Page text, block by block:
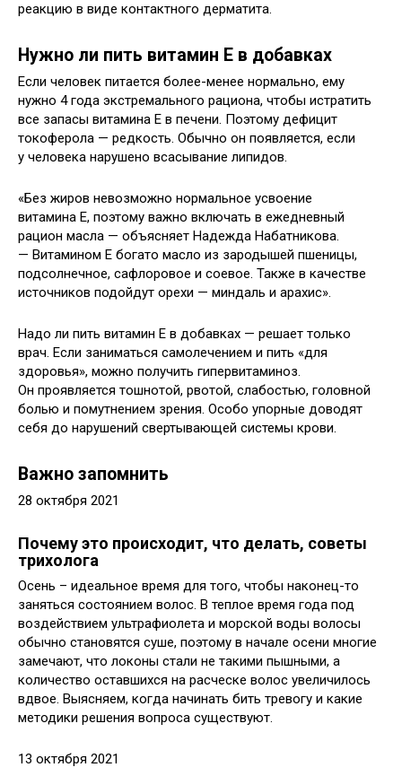
реакцию в виде контактного дерматита.
Нужно ли пить витамин Е в добавках
Если человек питается более-менее нормально, ему
нужно 4 года экстремального рациона, чтобы истратить
все запасы витамина Е в печени. Поэтому дефицит
токоферола — редкость. Обычно он появляется, если
у человека нарушено всасывание липидов.
«Без жиров невозможно нормальное усвоение
витамина Е, поэтому важно включать в ежедневный
рацион масла — объясняет Надежда Набатникова.
— Витамином Е богато масло из зародышей пшеницы,
подсолнечное, сафлоровое и соевое. Также в качестве
источников подойдут орехи — миндаль и арахис».
Надо ли пить витамин Е в добавках — решает только
врач. Если заниматься самолечением и пить «для
здоровья», можно получить гипервитаминоз.
Он проявляется тошнотой, рвотой, слабостью, головной
болью и помутнением зрения. Особо упорные доводят
себя до нарушений свертывающей системы крови.
Важно запомнить
28 октября 2021
Почему это происходит, что делать, советы
трихолога
Осень – идеальное время для того, чтобы наконец-то
заняться состоянием волос. В теплое время года под
воздействием ультрафиолета и морской воды волосы
обычно становятся суше, поэтому в начале осени многие
замечают, что локоны стали не такими пышными, а
количество оставшихся на расческе волос увеличилось
вдвое. Выясняем, когда начинать бить тревогу и какие
методики решения вопроса существуют.
13 октября 2021